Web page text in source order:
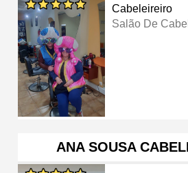
Cabeleireiro
Salão De
ANA SOUSA